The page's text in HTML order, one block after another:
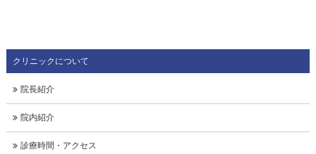
クリニックについて
院長紹介
院内紹介
診療時間・アクセス